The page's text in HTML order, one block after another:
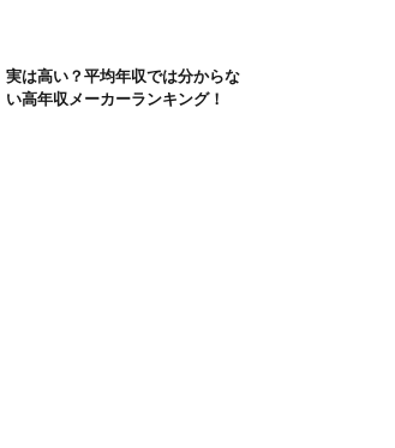
実は高い？平均年収では分からな
い高年収メーカーランキング！